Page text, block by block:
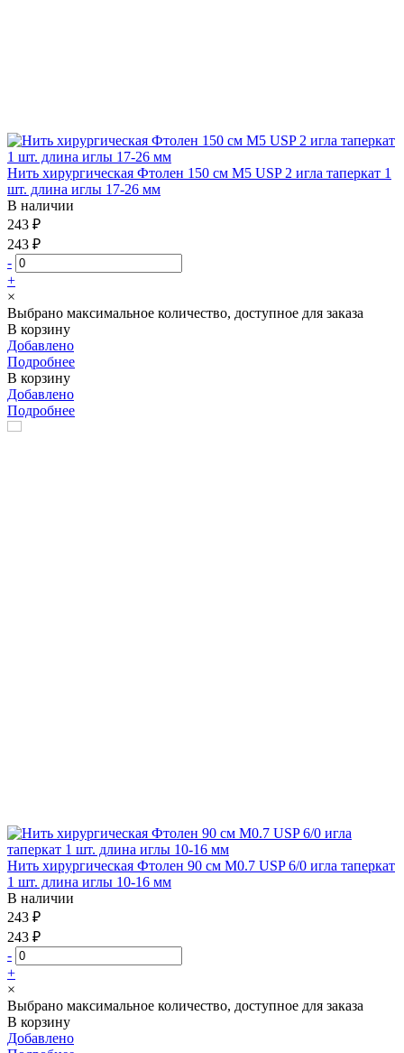
Нить хирургическая Фтолен 150 см М5 USP 2 игла таперкат 1
шт. длина иглы 17-26 мм
В наличии
243 ₽
243 ₽
-
+
×
Выбрано максимальное количество, доступное для заказа
В корзину
Добавлено
Подробнее
В корзину
Добавлено
Подробнее
Нить хирургическая Фтолен 90 см М0.7 USP 6/0 игла таперкат
1 шт. длина иглы 10-16 мм
В наличии
243 ₽
243 ₽
-
+
×
Выбрано максимальное количество, доступное для заказа
В корзину
Добавлено